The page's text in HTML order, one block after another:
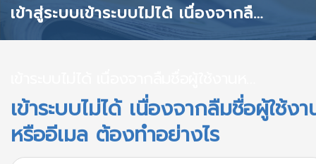
วิธีใช้งาน เข้าสู่ระบบ/สมัครสมาชิก
เข้าสู่ระบบเข้าระบบไม่ได้ เนื่องจากลืมชื่อผู้ใช้งานหรืออีเมล ต้องทำอย่างไร
เข้าระบบไม่ได้ เนื่องจากลืมชื่อผู้ใช้งา
หรืออีเมล ต้องทำอย่างไร